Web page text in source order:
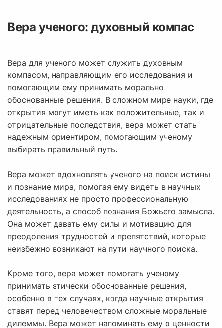
Вера ученого: духовный компас
Вера для ученого может служить духовным
компасом, направляющим его исследования и
помогающим ему принимать морально
обоснованные решения. В сложном мире науки, где
открытия могут иметь как положительные, так и
отрицательные последствия, вера может стать
надежным ориентиром, помогающим ученому
выбирать правильный путь.
Вера может вдохновлять ученого на поиск истины
и познание мира, помогая ему видеть в научных
исследованиях не просто профессиональную
деятельность, а способ познания Божьего замысла.
Она может давать ему силы и мотивацию для
преодоления трудностей и препятствий, которые
неизбежно возникают на пути научного поиска.
Кроме того, вера может помогать ученому
принимать этически обоснованные решения,
особенно в тех случаях, когда научные открытия
ставят перед человечеством сложные моральные
дилеммы. Вера может напоминать ему о ценности